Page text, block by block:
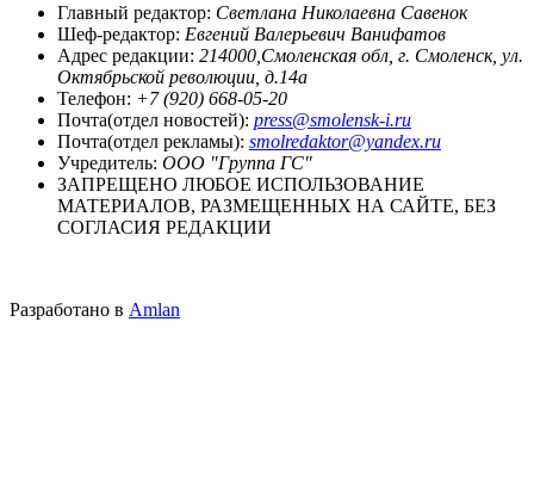
Главный редактор: Светлана Николаевна Савенок
Шеф-редактор: Евгений Валерьевич Ванифатов
Адрес редакции: 214000,Смоленская обл, г. Смоленск, ул.
Октябрьской революции, д.14а
Телефон: +7 (920) 668-05-20
Почта(отдел новостей): press@smolensk-i.ru
Почта(отдел рекламы): smolredaktor@yandex.ru
Учредитель: ООО "Группа ГС"
ЗАПРЕЩЕНО ЛЮБОЕ ИСПОЛЬЗОВАНИЕ
МАТЕРИАЛОВ, РАЗМЕЩЕННЫХ НА САЙТЕ, БЕЗ
СОГЛАСИЯ РЕДАКЦИИ
Разработано в Amlan